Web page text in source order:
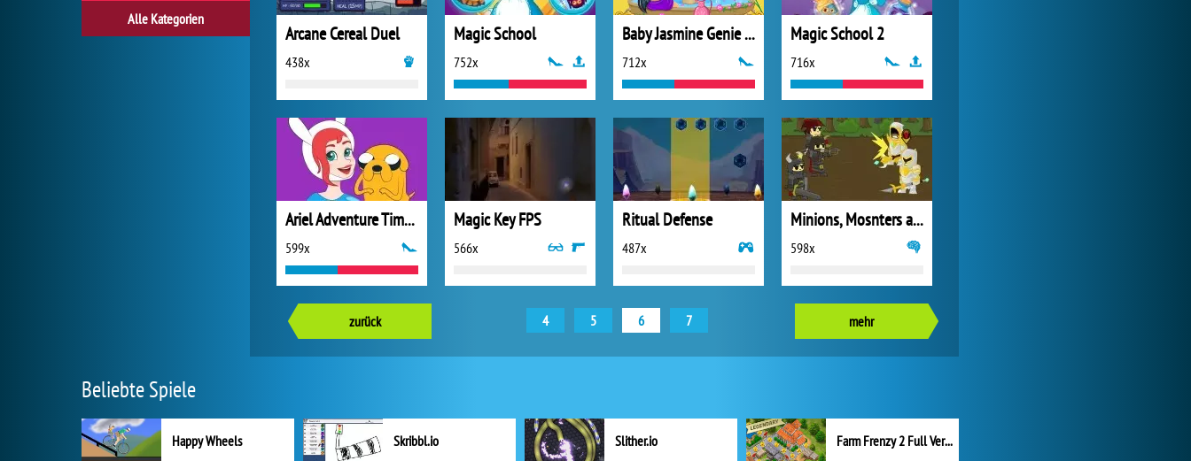
Arcane Cereal Duel
438x
Magic School
752x
Baby Jasmine Genie Spa
712x
Magic School 2
716x
Ariel Adventure Time Fan
599x
Magic Key FPS
566x
Ritual Defense
487x
Minions, Mosnters and Madness
598x
zurück 4 5 6 7 mehr
Alle Kategorien
Beliebte Spiele
Happy Wheels Skribbl.io Slither.io Farm Frenzy 2 Full Version